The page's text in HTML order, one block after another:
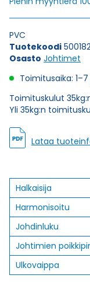
1X1,5
määrä
PVC
Tuotekoodi
Osasto Johtimet
Toimitusaika:
Toimituskulut
Yli 35kg:n
Lataa
Halkaisija
Harmonisoitu
Johdinluku
Johtimien
Ulkovaippa